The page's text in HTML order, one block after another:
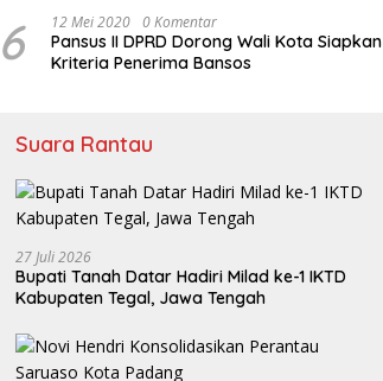
6 12 Mei 2020 0 Komentar
Pansus II DPRD Dorong Wali Kota Siapkan
Kriteria Penerima Bansos
Suara Rantau
27 Juli 2026
Bupati Tanah Datar Hadiri Milad ke-1 IKTD
Kabupaten Tegal, Jawa Tengah